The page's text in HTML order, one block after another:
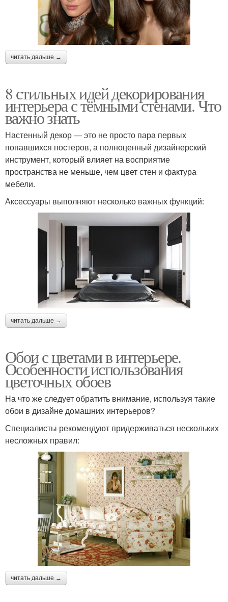
читать дальше →
8 стильных идей декорирования
интерьера с тёмными стенами. Что
важно знать
Настенный декор — это не просто пара первых
попавшихся постеров, а полноценный дизайнерский
инструмент, который влияет на восприятие
пространства не меньше, чем цвет стен и фактура
мебели.
Аксессуары выполняют несколько важных функций:
читать дальше →
Обои с цветами в интерьере.
Особенности использования
цветочных обоев
На что же следует обратить внимание, используя такие
обои в дизайне домашних интерьеров?
Специалисты рекомендуют придерживаться нескольких
несложных правил:
читать дальше →